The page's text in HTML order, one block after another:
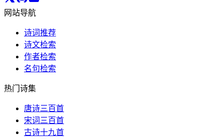
网站导航
诗词推荐
诗文检索
作者检索
名句检索
热门诗集
唐诗三百首
宋词三百首
古诗十九首